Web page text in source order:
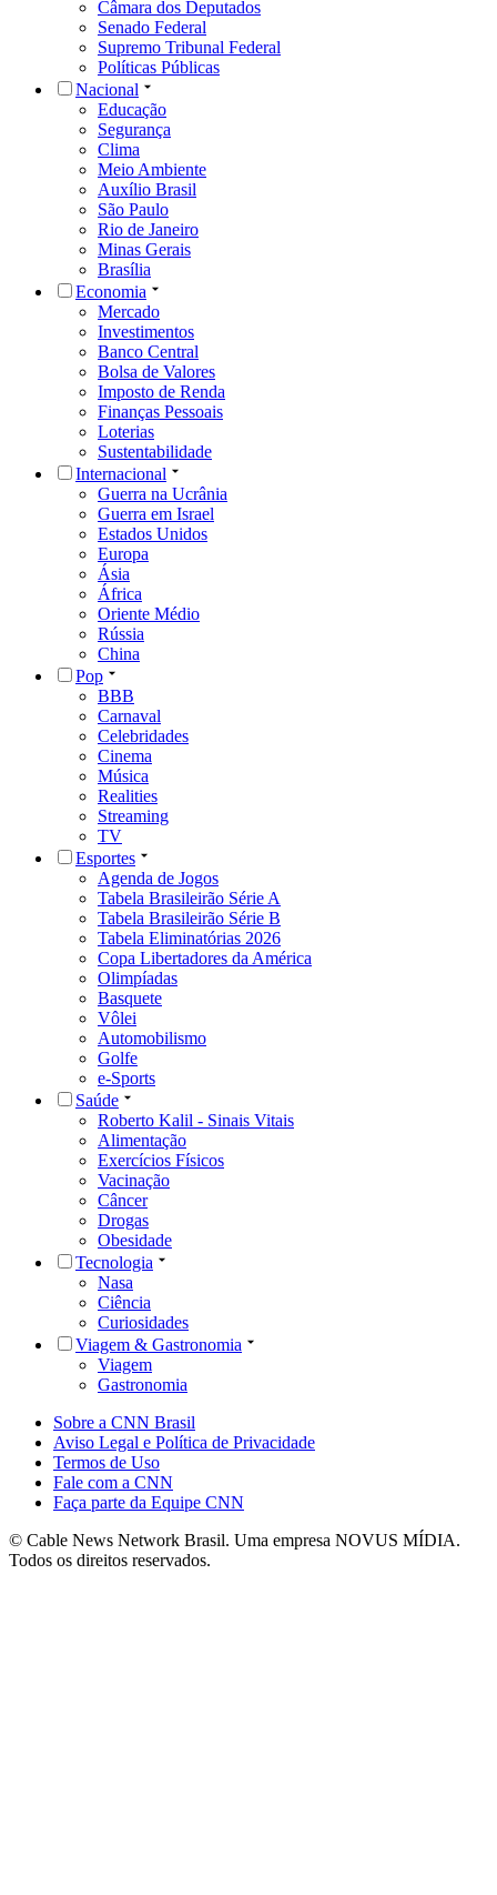
Câmara dos Deputados
Senado Federal
Supremo Tribunal Federal
Políticas Públicas
Nacional
Educação
Segurança
Clima
Meio Ambiente
Auxílio Brasil
São Paulo
Rio de Janeiro
Minas Gerais
Brasília
Economia
Mercado
Investimentos
Banco Central
Bolsa de Valores
Imposto de Renda
Finanças Pessoais
Loterias
Sustentabilidade
Internacional
Guerra na Ucrânia
Guerra em Israel
Estados Unidos
Europa
Ásia
África
Oriente Médio
Rússia
China
Pop
BBB
Carnaval
Celebridades
Cinema
Música
Realities
Streaming
TV
Esportes
Agenda de Jogos
Tabela Brasileirão Série A
Tabela Brasileirão Série B
Tabela Eliminatórias 2026
Copa Libertadores da América
Olimpíadas
Basquete
Vôlei
Automobilismo
Golfe
e-Sports
Saúde
Roberto Kalil - Sinais Vitais
Alimentação
Exercícios Físicos
Vacinação
Câncer
Drogas
Obesidade
Tecnologia
Nasa
Ciência
Curiosidades
Viagem & Gastronomia
Viagem
Gastronomia
Sobre a CNN Brasil
Aviso Legal e Política de Privacidade
Termos de Uso
Fale com a CNN
Faça parte da Equipe CNN
© Cable News Network Brasil. Uma empresa NOVUS MÍDIA.
Todos os direitos reservados.